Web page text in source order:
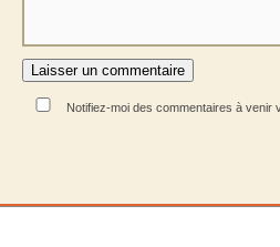
Notifiez-moi des commentaires à venir